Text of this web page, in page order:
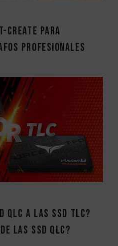
para
profesionales
a las SSD TLC?
las SSD QLC?